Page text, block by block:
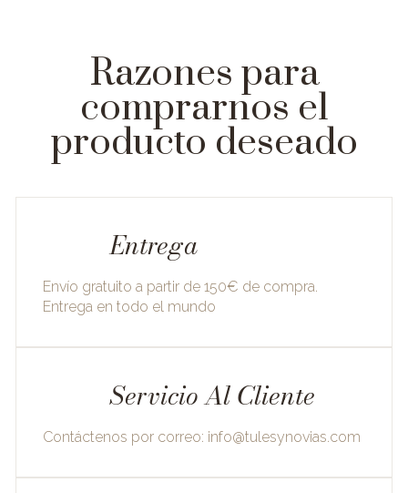
Razones para
comprarnos el
producto deseado
Entrega
Envío gratuito a partir de 150€ de compra.
Entrega en todo el mundo
Servicio Al Cliente
Contáctenos por correo: info@tulesynovias.com